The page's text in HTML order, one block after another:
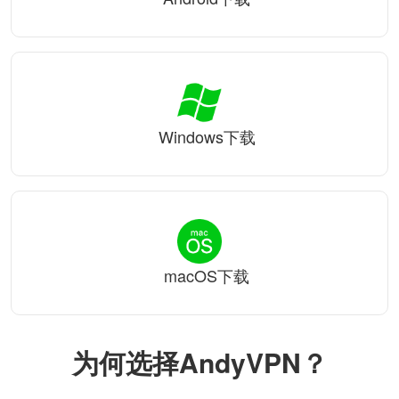
为何选择AndyVPN？
Windows下载
macOS下载